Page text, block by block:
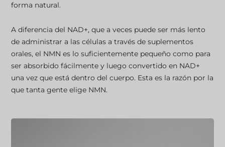
forma natural.
A diferencia del NAD+, que a veces puede ser más lento
de administrar a las células a través de suplementos
orales, el NMN es lo suficientemente pequeño como para
ser absorbido fácilmente y luego convertido en NAD+
una vez que está dentro del cuerpo. Esta es la razón por la
que tanta gente elige NMN.